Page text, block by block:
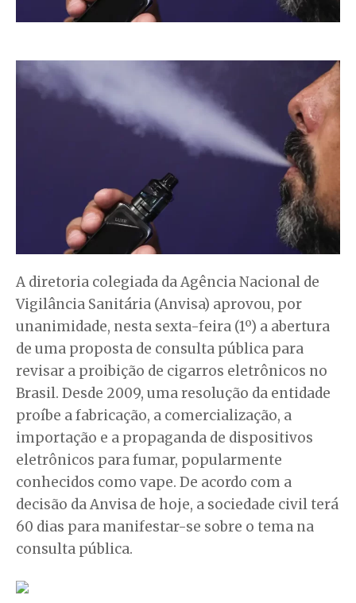
A diretoria colegiada da Agência Nacional de
Vigilância Sanitária (Anvisa) aprovou, por
unanimidade, nesta sexta-feira (1º) a abertura
de uma proposta de consulta pública para
revisar a proibição de cigarros eletrônicos no
Brasil. Desde 2009, uma resolução da entidade
proíbe a fabricação, a comercialização, a
importação e a propaganda de dispositivos
eletrônicos para fumar, popularmente
conhecidos como vape. De acordo com a
decisão da Anvisa de hoje, a sociedade civil terá
60 dias para manifestar-se sobre o tema na
consulta pública.